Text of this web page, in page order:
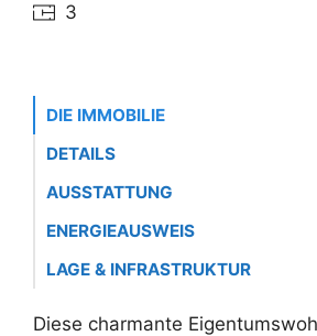
3
DIE IMMOBILIE
DETAILS
AUSSTATTUNG
ENERGIEAUSWEIS
LAGE & INFRASTRUKTUR
Diese charmante